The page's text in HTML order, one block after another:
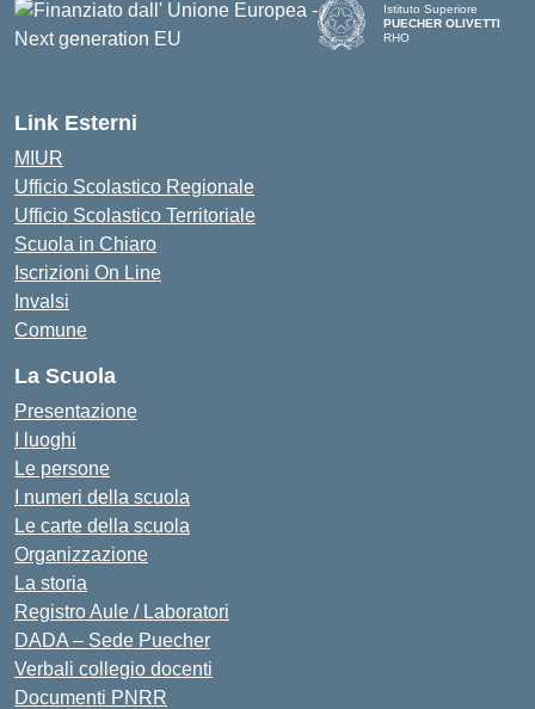
Istituto Superiore
PUECHER OLIVETTI
RHO
Link Esterni
MIUR
Ufficio Scolastico Regionale
Ufficio Scolastico Territoriale
Scuola in Chiaro
Iscrizioni On Line
Invalsi
Comune
La Scuola
Presentazione
I luoghi
Le persone
I numeri della scuola
Le carte della scuola
Organizzazione
La storia
Registro Aule / Laboratori
DADA – Sede Puecher
Verbali collegio docenti
Documenti PNRR